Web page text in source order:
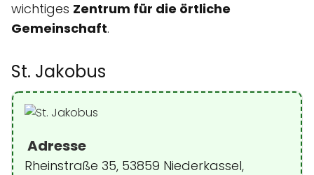
wichtiges Zentrum für die örtliche
Gemeinschaft.
St. Jakobus
Adresse
Rheinstraße 35, 53859 Niederkassel,